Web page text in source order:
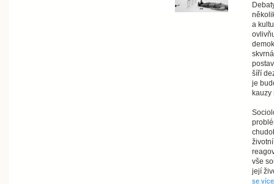
a
šíří
je
kauzy
vše
její
se více